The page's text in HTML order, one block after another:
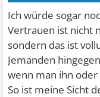
Ich würde sogar
Vertrauen ist nicht
sondern das ist
Jemanden
wenn man ihn
So ist meine Sicht